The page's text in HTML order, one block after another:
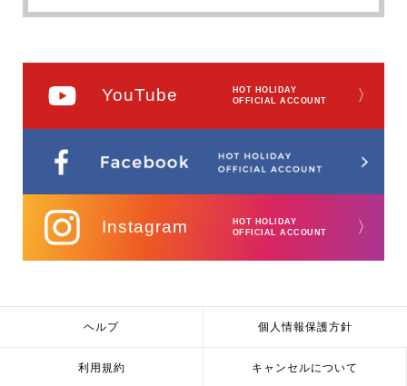
YouTube
HOT HOLIDAY
OFFICIAL ACCOUNT
〉
Instagram
HOT HOLIDAY
OFFICIAL ACCOUNT
〉
ヘルプ 個人情報保護方針
利用規約 キャンセルについて